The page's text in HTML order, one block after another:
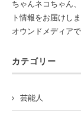
ちゃんネコちゃん
ト情報をお届けし
オウンドメディアで
カテゴリー
芸能人